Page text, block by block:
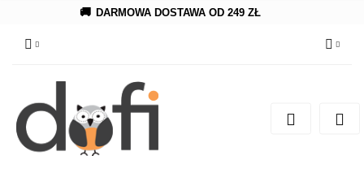
🚚 DARMOWA DOSTAWA OD 249 ZŁ
Zarejestruj się